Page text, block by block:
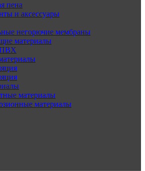
пена
и аксессуары
негорючие мембраны
материалы
материалы
материалы